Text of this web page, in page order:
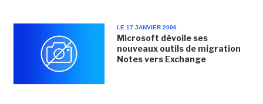
LE 17 JANVIER 2006
Microsoft dévoile ses
nouveaux outils de migration
Notes vers Exchange